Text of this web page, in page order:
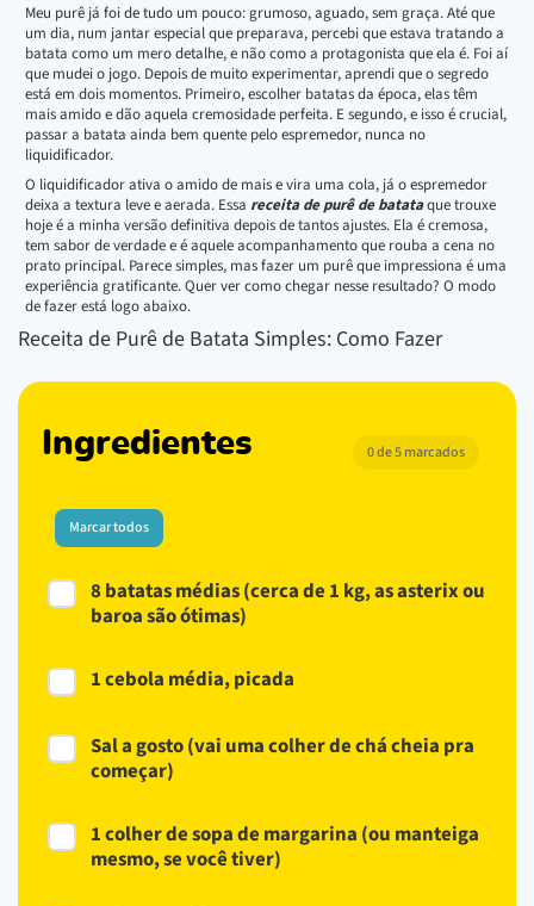
Meu purê já foi de tudo um pouco: grumoso, aguado, sem graça. Até que
um dia, num jantar especial que preparava, percebi que estava tratando a
batata como um mero detalhe, e não como a protagonista que ela é. Foi aí
que mudei o jogo. Depois de muito experimentar, aprendi que o segredo
está em dois momentos. Primeiro, escolher batatas da época, elas têm
mais amido e dão aquela cremosidade perfeita. E segundo, e isso é crucial,
passar a batata ainda bem quente pelo espremedor, nunca no
liquidificador.
O liquidificador ativa o amido de mais e vira uma cola, já o espremedor
deixa a textura leve e aerada. Essa receita de purê de batataque trouxe
hoje é a minha versão definitiva depois de tantos ajustes. Ela é cremosa,
tem sabor de verdade e é aquele acompanhamento que rouba a cena no
prato principal. Parece simples, mas fazer um purê que impressiona é uma
experiência gratificante. Quer ver como chegar nesse resultado? O modo
de fazer está logo abaixo.
Receita de Purê de Batata Simples: Como Fazer
Ingredientes 0 de 5 marcados
Marcar todos
8 batatas médias (cerca de 1 kg, as asterix ou
baroa são ótimas)
1 cebola média, picada
Sal a gosto (vai uma colher de chá cheia pra
começar)
1 colher de sopa de margarina (ou manteiga
mesmo, se você tiver)